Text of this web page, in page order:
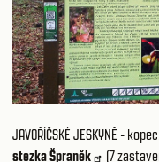
JAVOŘÍČSKÉ JESKYNĚ -
stezka Špraněk
(7